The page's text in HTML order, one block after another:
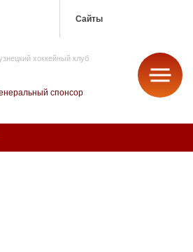
Сайты
хоккейный клуб